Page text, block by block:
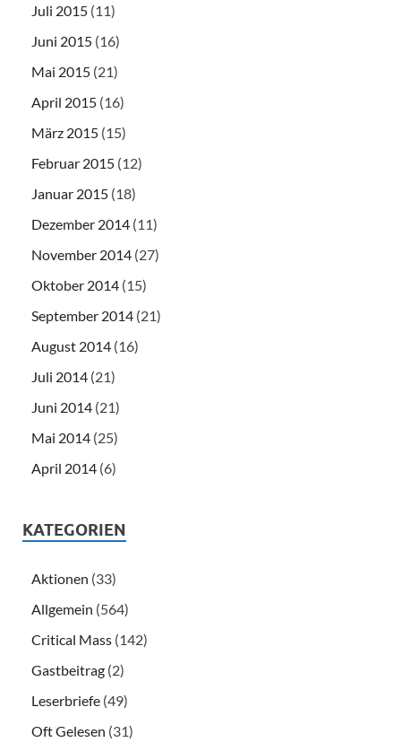
Juli 2015 (11)
Juni 2015 (16)
Mai 2015 (21)
April 2015 (16)
März 2015 (15)
Februar 2015 (12)
Januar 2015 (18)
Dezember 2014 (11)
November 2014 (27)
Oktober 2014 (15)
September 2014 (21)
August 2014 (16)
Juli 2014 (21)
Juni 2014 (21)
Mai 2014 (25)
April 2014 (6)
KATEGORIEN
Aktionen (33)
Allgemein (564)
Critical Mass (142)
Gastbeitrag (2)
Leserbriefe (49)
Oft Gelesen (31)